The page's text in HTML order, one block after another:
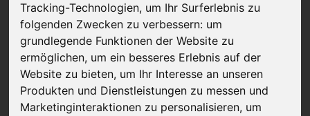
Tracking-Technologien, um Ihr Surferlebnis zu
folgenden Zwecken zu verbessern: um
grundlegende Funktionen der Website zu
ermöglichen, um ein besseres Erlebnis auf der
Website zu bieten, um Ihr Interesse an unseren
Produkten und Dienstleistungen zu messen und
Marketinginteraktionen zu personalisieren, um
22. April 2012
Mega-Mastanlage Haßleben:
Etappensieg